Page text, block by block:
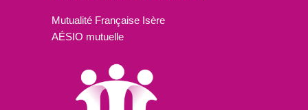
Mutualité Française Isère
AÉSIO mutuelle